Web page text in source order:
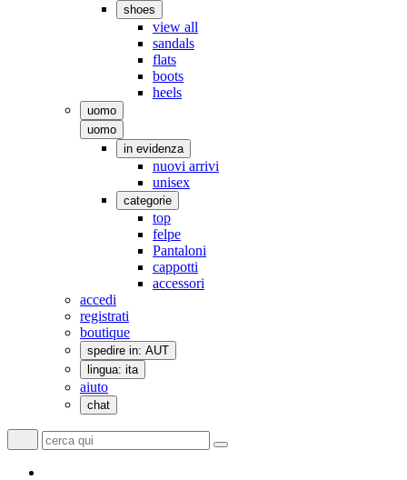
shoes
view all
sandals
flats
boots
heels
uomo
uomo
in evidenza
nuovi arrivi
unisex
categorie
top
felpe
Pantaloni
cappotti
accessori
accedi
registrati
boutique
spedire in: AUT
lingua: ita
aiuto
chat